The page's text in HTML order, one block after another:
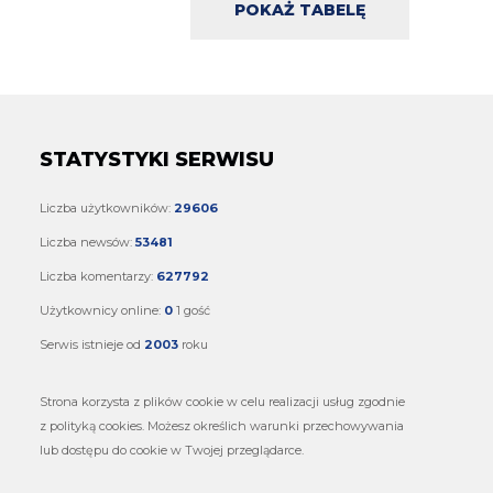
POKAŻ TABELĘ
STATYSTYKI SERWISU
Liczba użytkowników: 29606
Liczba newsów: 53481
Liczba komentarzy: 627792
Użytkownicy online: 0 1 gość
Serwis istnieje od 2003 roku
Strona korzysta z plików cookie w celu realizacji usług zgodnie
z polityką cookies. Możesz określich warunki przechowywania
lub dostępu do cookie w Twojej przeglądarce.